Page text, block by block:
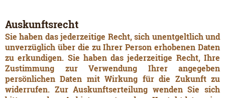
Auskunftsrecht
Sie haben das jederzeitige Recht, sich unentgeltlich und
unverzüglich über die zu Ihrer Person erhobenen Daten
zu erkundigen. Sie haben das jederzeitige Recht, Ihre
Zustimmung zur Verwendung Ihrer angegeben
persönlichen Daten mit Wirkung für die Zukunft zu
widerrufen. Zur Auskunftserteilung wenden Sie sich